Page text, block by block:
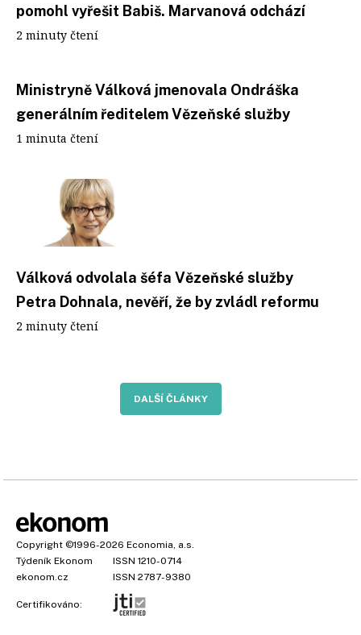
pomohl vyřešit Babiš. Marvanová odchází
2 minuty čtení
Ministryně Válková jmenovala Ondráška
generálním ředitelem Vězeňské služby
1 minuta čtení
Válková odvolala šéfa Vězeňské služby
Petra Dohnala, nevěří, že by zvládl reformu
2 minuty čtení
DALŠÍ ČLÁNKY
Copyright ©1996-2026 Economia, a.s.
Týdeník Ekonom
ISSN 1210-0714
ekonom.cz
ISSN 2787-9380
Certifikováno: